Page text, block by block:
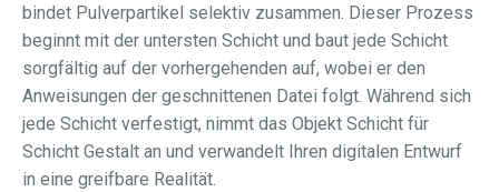
bindet Pulverpartikel selektiv zusammen. Dieser Prozess
beginnt mit der untersten Schicht und baut jede Schicht
sorgfältig auf der vorhergehenden auf, wobei er den
Anweisungen der geschnittenen Datei folgt. Während sich
jede Schicht verfestigt, nimmt das Objekt Schicht für
Schicht Gestalt an und verwandelt Ihren digitalen Entwurf
in eine greifbare Realität.